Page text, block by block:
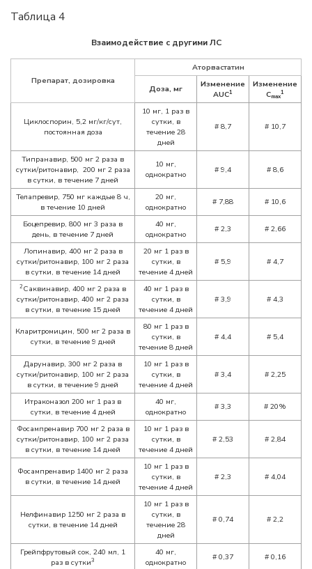
Таблица 4
Взаимодействие с другими ЛС
Препарат, дозировка
Аторвастатин
Доза, мг
Изменение
AUC1
Изменение
Cmax
1
Циклоспорин, 5,2 мг/кг/сут,
постоянная доза
10 мг, 1 раз в
сутки, в
течение 28
дней
# 8,7 # 10,7
Типранавир, 500 мг 2 раза в
сутки/ритонавир, 200 мг 2 раза
в сутки, в течение 7 дней
10 мг,
однократно
# 9,4 # 8,6
Телапревир, 750 мг каждые 8 ч,
в течение 10 дней
20 мг,
однократно
# 7,88 # 10,6
Боцепревир, 800 мг 3 раза в
день, в течение 7 дней
40 мг,
однократно
# 2,3 # 2,66
Лопинавир, 400 мг 2 раза в
сутки/ритонавир, 100 мг 2 раза
в сутки, в течение 14 дней
20 мг 1 раз в
сутки, в
течение 4 дней
# 5,9 # 4,7
2Саквинавир, 400 мг 2 раза в
сутки/ритонавир, 400 мг 2 раза
в сутки, в течение 15 дней
40 мг 1 раз в
сутки, в
течение 4 дней
# 3,9 # 4,3
Кларитромицин, 500 мг 2 раза в
сутки, в течение 9 дней
80 мг 1 раз в
сутки, в
течение 8 дней
# 4,4 # 5,4
Дарунавир, 300 мг 2 раза в
сутки/ритонавир, 100 мг 2 раза
в сутки, в течение 9 дней
10 мг 1 раз в
сутки, в
течение 4 дней
# 3,4 # 2,25
Итраконазол 200 мг 1 раз в
сутки, в течение 4 дней
40 мг,
однократно
# 3,3 # 20%
Фосампренавир 700 мг 2 раза в
сутки/ритонавир, 100 мг 2 раза
в сутки, в течение 14 дней
10 мг 1 раз в
сутки, в
течение 4 дней
# 2,53 # 2,84
Фосампренавир 1400 мг 2 раза
в сутки, в течение 14 дней
10 мг 1 раз в
сутки, в
течение 4 дней
# 2,3 # 4,04
Нелфинавир 1250 мг 2 раза в
сутки, в течение 14 дней
10 мг 1 раз в
сутки, в
течение 28
дней
# 0,74 # 2,2
Грейпфрутовый сок, 240 мл, 1
раз в сутки3
40 мг,
однократно
# 0,37 # 0,16